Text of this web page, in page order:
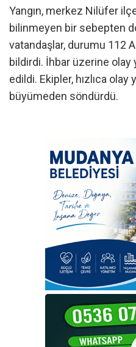
Yangın, merkez Nilüfer
bilinmeyen bir sebepten
vatandaşlar, durumu 112
bildirdi. İhbar üzerine
edildi. Ekipler, hızlıca olay
büyümeden söndürdü.